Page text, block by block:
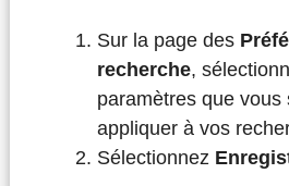
Sur la page des
recherche,
paramètres que vous
appliquer à vos
Sélectionnez